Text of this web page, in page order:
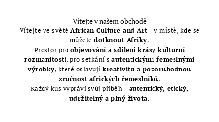
Vítejte v našem obchodě
Vítejte ve světě African Culture and Art – v místě, kde se
můžetedotknout Afriky.
Prostor pro objevování a sdílení krásy kulturní
rozmanitosti, pro setkání sautentickými řemeslnými
výrobky, které oslavujíkreativitu a pozoruhodnou
zručnost afrických řemeslníků.
Každý kus vypráví svůj příběh –autentický, etický,
udržitelný a plný života.